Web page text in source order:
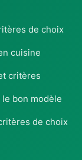
de choix
cuisine
critères
bon modèle
de choix